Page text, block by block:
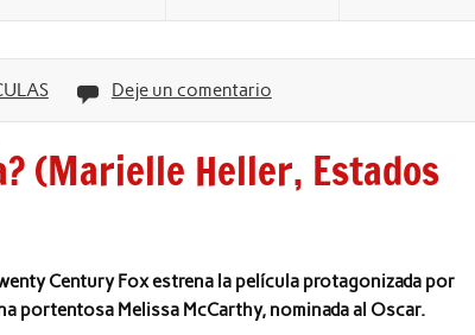
Deje un comentario
(Marielle Heller, Estados
Century Fox estrena la película protagonizada por
portentosa Melissa McCarthy, nominada al Oscar.